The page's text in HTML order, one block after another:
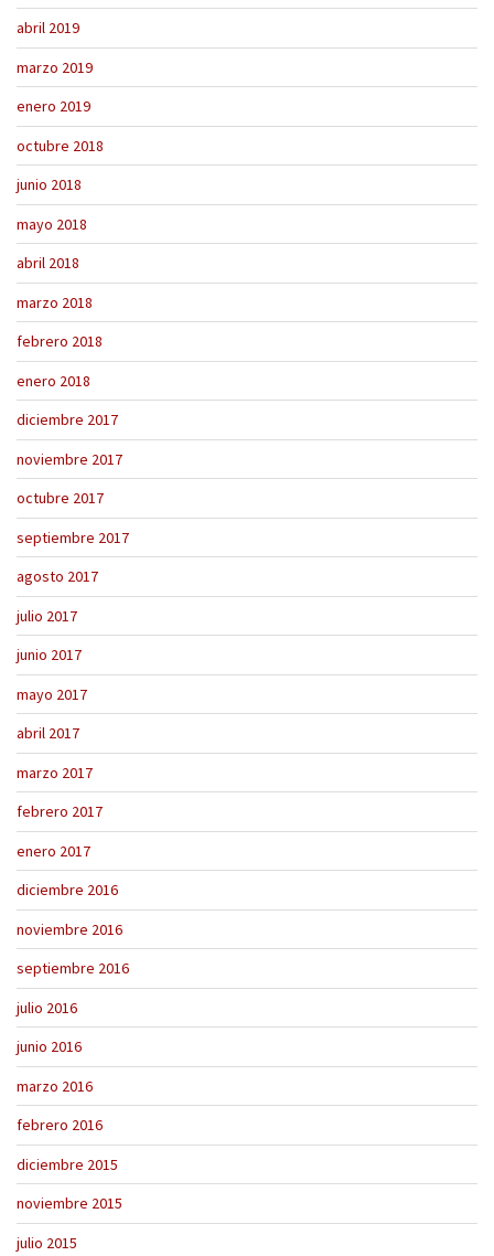
abril 2019
marzo 2019
enero 2019
octubre 2018
junio 2018
mayo 2018
abril 2018
marzo 2018
febrero 2018
enero 2018
diciembre 2017
noviembre 2017
octubre 2017
septiembre 2017
agosto 2017
julio 2017
junio 2017
mayo 2017
abril 2017
marzo 2017
febrero 2017
enero 2017
diciembre 2016
noviembre 2016
septiembre 2016
julio 2016
junio 2016
marzo 2016
febrero 2016
diciembre 2015
noviembre 2015
julio 2015